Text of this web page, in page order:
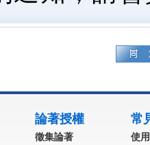
論著授權
徵集論著
常
使